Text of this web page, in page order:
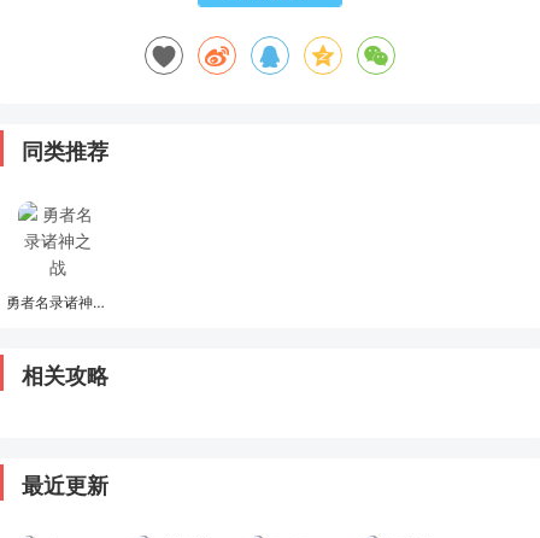
同类推荐
勇者名录诸神之战
相关攻略
最近更新